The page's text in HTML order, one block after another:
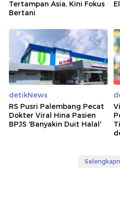
Tertampan Asia, Kini Fokus
Bertani
detikNews
RS Pusri Palembang Pecat
Dokter Viral Hina Pasien
BPJS 'Banyakin Duit Halal'